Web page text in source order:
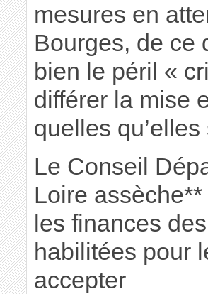
mesures en
Bourges, de ce
bien le péril «
différer la mise
quelles
Le Conseil
Loire assèche**
les finances
habilitées pour
accepter